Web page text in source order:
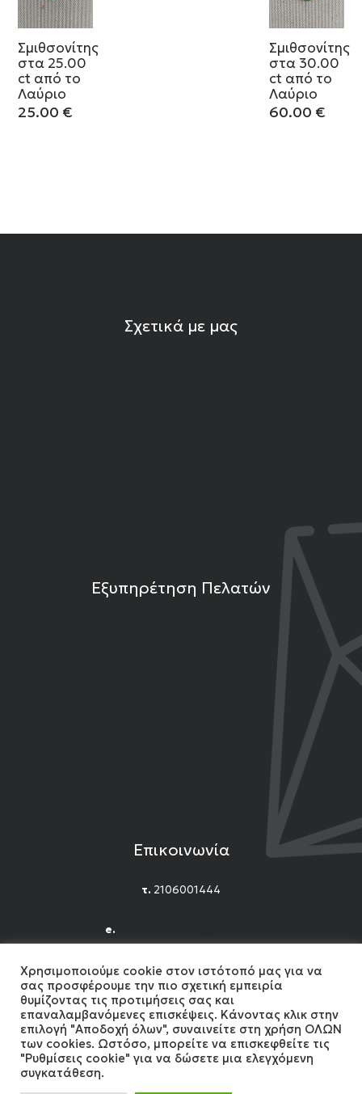
Σμιθσονίτης
στα 25.00
ct από το
Λαύριο
25.00 €
Σμιθσονίτης
στα 30.00
ct από το
Λαύριο
60.00 €
Σχετικά με μας
Εξυπηρέτηση Πελατών
Επικοινωνία
τ. 2106001444
e.
Facebook
Instagram
YouTube
2024 Gemshow. All Rights reserved. Developed by
Χρησιμοποιούμε cookie στον ιστότοπό μας για να
σας προσφέρουμε την πιο σχετική εμπειρία
θυμίζοντας τις προτιμήσεις σας και
επαναλαμβανόμενες επισκέψεις. Κάνοντας κλικ στην
επιλογή "Αποδοχή όλων", συναινείτε στη χρήση ΟΛΩΝ
των cookies. Ωστόσο, μπορείτε να επισκεφθείτε τις
"Ρυθμίσεις cookie" για να δώσετε μια ελεγχόμενη
συγκατάθεση.